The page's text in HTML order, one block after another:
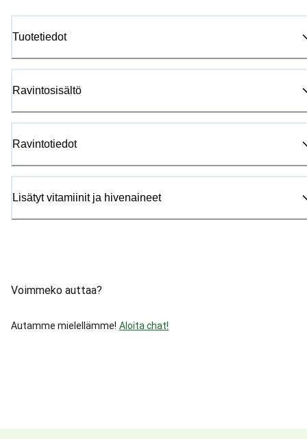
Tuotetiedot
Ravintosisältö
Ravintotiedot
Lisätyt vitamiinit ja hivenaineet
Voimmeko auttaa?
Autamme mielellämme! Aloita chat!